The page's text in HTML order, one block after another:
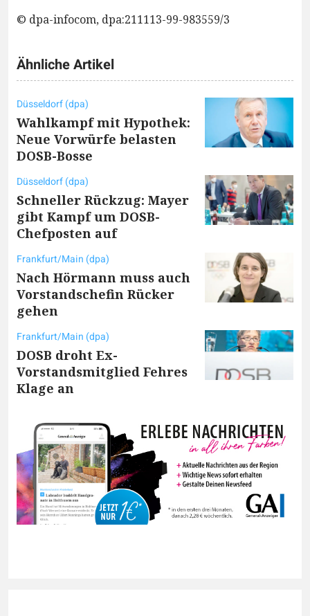
© dpa-infocom, dpa:211113-99-983559/3
Ähnliche Artikel
Düsseldorf (dpa)
Wahlkampf mit Hypothek:
Neue Vorwürfe belasten
DOSB-Bosse
Düsseldorf (dpa)
Schneller Rückzug: Mayer
gibt Kampf um DOSB-
Chefposten auf
Frankfurt/Main (dpa)
Nach Hörmann muss auch
Vorstandschefin Rücker
gehen
Frankfurt/Main (dpa)
DOSB droht Ex-
Vorstandsmitglied Fehres
Klage an